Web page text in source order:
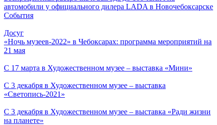
автомобили у официального дилера LADA в Новочебоксарске
События
Досуг
«Ночь музеев-2022» в Чебоксарах: программа мероприятий на
21 мая
С 17 марта в Художественном музее – выставка «Мини»
С 3 декабря в Художественном музее – выставка
«Светопись-2021»
С 3 декабря в Художественном музее – выставка «Ради жизни
на планете»